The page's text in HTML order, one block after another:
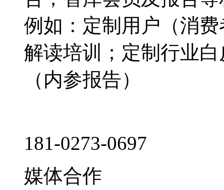
例如：定制用户（消
解读培训；定制行业
（内参报告）
181-0273-0697
媒体合作